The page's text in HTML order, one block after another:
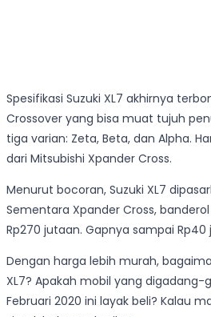
Spesifikasi Suzuki XL7 akhirnya
Crossover yang bisa muat tujuh
tiga varian: Zeta, Beta, dan Alpha.
dari Mitsubishi Xpander Cross.
Menurut bocoran, Suzuki XL7
Sementara Xpander Cross,
Rp270 jutaan. Gapnya sampai Rp40
Dengan harga lebih murah,
XL7? Apakah mobil yang
Februari 2020 ini layak beli? Kalau